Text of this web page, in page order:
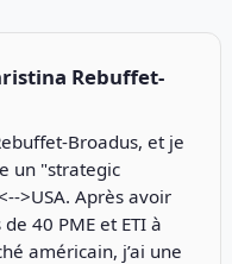
Rebuffet-
Broadus, et je
un "strategic
>USA. Après avoir
40 PME et ETI à
américain, j’ai une